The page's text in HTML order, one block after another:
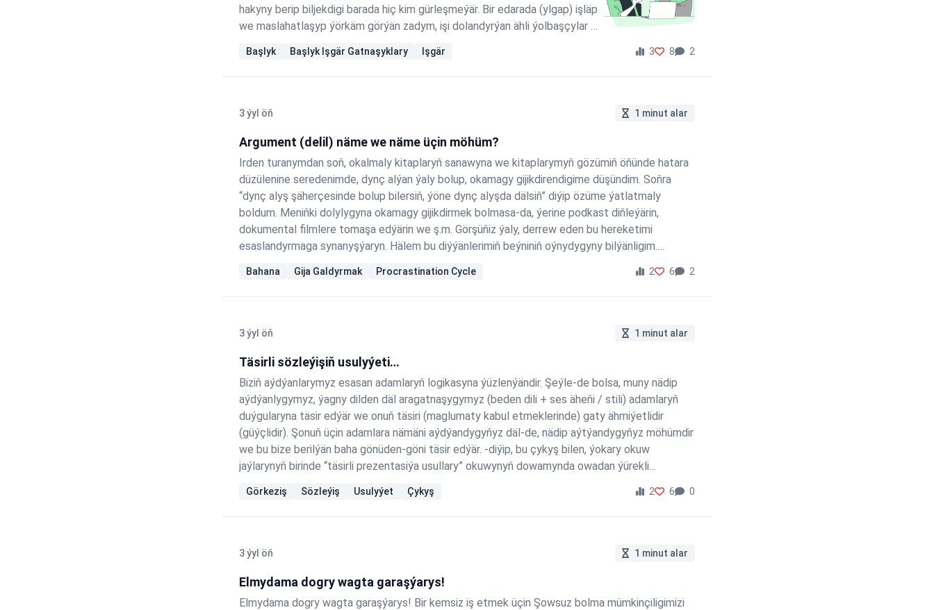
hakyny berip biljekdigi barada hiç kim gürleşmeýär. Bir edarada (ylgap) işläp
we maslahatlaşyp ýörkäm görýän zadym, işi dolandyrýan ähli ýolbaşçylar öz
ýygnaklarda). Pikir edip görüň: - Işe wagtynda gelmeýän - Günde…
Başlyk Başlyk Işgär Gatnaşyklary Işgär 3 8 2
3 ýyl öň 1 minut alar
Argument (delil) näme we näme üçin möhüm?
Irden turanymdan soň, okalmaly kitaplaryň sanawyna we kitaplarymyň gözümiň öňünde hatara
düzülenine seredenimde, dynç alýan ýaly bolup, okamagy gijikdirendigime düşündim. Soňra
“dynç alyş şäherçesinde bolup bilersiň, ýöne dynç alyşda dälsiň” diýip özüme ýatlatmaly
boldum. Meniňki dolylygyna okamagy gijikdirmek bolmasa-da, ýerine podkast diňleýärin,
dokumental filmlere tomaşa edýärin we ş.m. Görşüňiz ýaly, derrew eden bu hereketimi
esaslandyrmaga synanyşýaryn. Hälem bu diýýänlerimiň beýniniň oýnydygyny bilýänligim.
the…
Bahana Gija Galdyrmak Procrastination Cycle 2 6 2
3 ýyl öň 1 minut alar
Täsirli sözleýişiň usulyýeti…
Biziň aýdýanlarymyz esasan adamlaryň logikasyna ýüzlenýändir. Şeýle-de bolsa, muny nädip
aýdýanlygymyz, ýagny dilden däl aragatnaşygymyz (beden dili + ses äheňi / stili) adamlaryň
duýgularyna täsir edýär we onuň täsiri (maglumaty kabul etmeklerinde) gaty ähmiýetlidir
(güýçlidir). Şonuň üçin adamlara nämäni aýdýandygyňyz däl-de, nädip aýtýandygyňyz möhümdir
we bu bize berilýän baha gönüden-göni täsir edýär. -diýip, bu çykyş bilen, ýokary okuw
jaýlarynyň birinde “täsirli prezentasiýa usullary” okuwynyň dowamynda owadan ýürekli
Görkeziş Sözleýiş Usulyýet Çykyş 2 6 0
3 ýyl öň 1 minut alar
Elmydama dogry wagta garaşýarys!
Elmydama dogry wagta garaşýarys! Bir kemsiz iş etmek üçin Şowsuz bolma mümkinçiligimizi